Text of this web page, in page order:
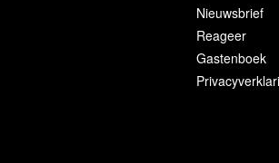
Nieuwsbrief
Reageer
Gastenboek